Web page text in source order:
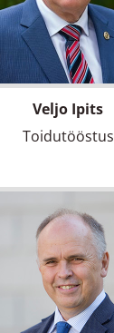
Veljo Ipits
Toidutööstus